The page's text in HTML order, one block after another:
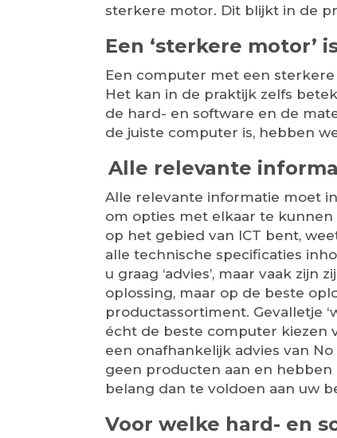
sterkere motor. Dit blijkt in de
Een ‘sterkere motor’
Een computer met een
Het kan in de praktijk zelfs
de hard- en software en de
de juiste computer is, hebben
Alle relevante
Alle relevante informatie moet
om opties met elkaar te
op het gebied van ICT bent,
alle technische specificaties
u graag ‘advies’, maar vaak zijn
oplossing, maar op de beste
productassortiment. Gevalletje
écht de beste computer kiezen
een onafhankelijk advies van
geen producten aan en
belang dan te voldoen aan uw
Voor welke hard- en